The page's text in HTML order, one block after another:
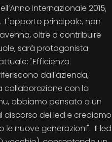
Internazionale 2015,
principale, non
oltre a contribuire
sarà protagonista
"Efficienza
dall'azienda,
collaborazione con la
abbiamo pensato a un
discorso dei led e crediamo
nuove generazioni". Il led